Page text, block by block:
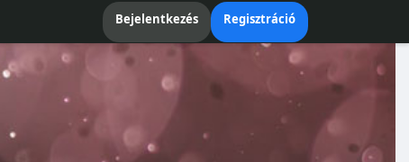
Bejelentkezés Regisztráció